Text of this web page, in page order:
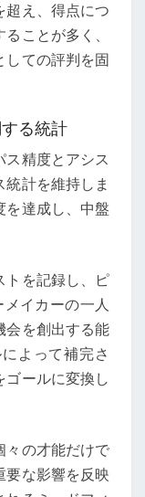
超え、得点につ
ことが多く、
しての評判を固
る統計
ス精度とアシス
統計を維持しま
を達成し、中盤
トを記録し、ピ
イカーの一人
会を創出する能
よって補完さ
ゴールに変換し
々の才能だけで
要な影響を反映